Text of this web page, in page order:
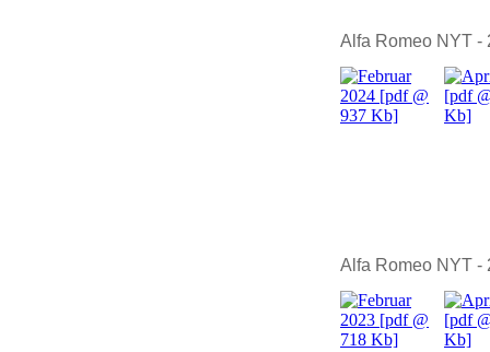
Alfa Romeo NYT -
Alfa Romeo NYT -